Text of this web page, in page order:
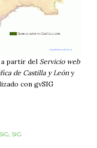
a partir del Servicio web
de Castilla y Leóny
con gvSIG
SIG